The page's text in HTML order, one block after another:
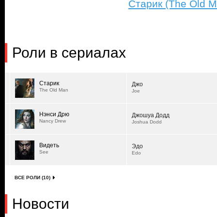
Старик (The Old
Роли в сериалах
Старик
The Old Man
Джо
Joe
Нэнси Дрю
Nancy Drew
Джошуа Додд
Joshua Dodd
Видеть
See
Эдо
Edo
ВСЕ РОЛИ (10)
Новости